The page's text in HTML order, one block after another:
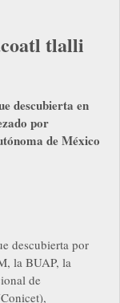
tlalli
descubierta en
por
de México
descubierta por
la BUAP, la
de